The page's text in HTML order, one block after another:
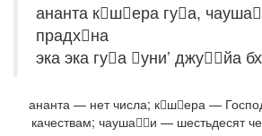
ананта кшера гуа,
прадхна
эка эка гуа уни’ джуйа
ананта — нет числа; кшера —
качествам; чаушаи — шестьдесят